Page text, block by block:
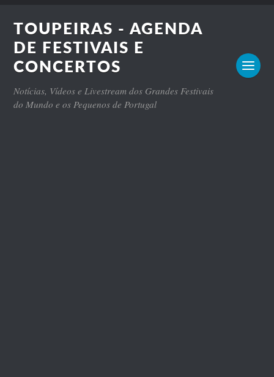
TOUPEIRAS - AGENDA
DE FESTIVAIS E
CONCERTOS
Notícias, Vídeos e Livestream dos Grandes Festivais
do Mundo e os Pequenos de Portugal